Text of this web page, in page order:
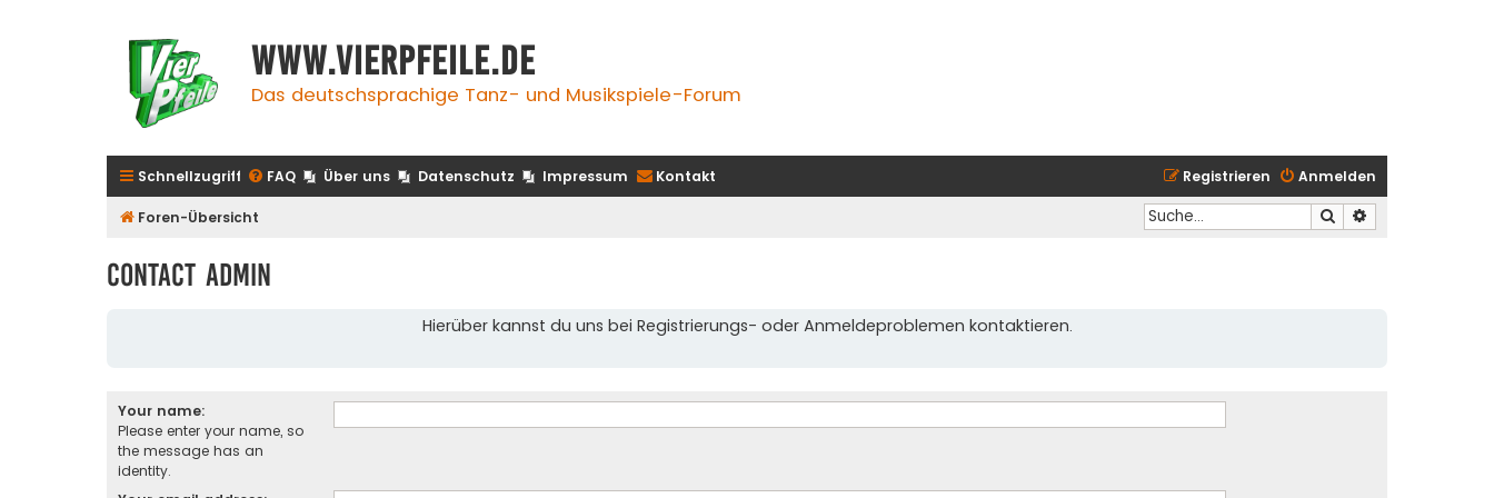
www.vierpfeile.de
Das deutschsprachige Tanz- und Musikspiele-Forum
Schnellzugriff FAQ Über uns Datenschutz Impressum Kontakt Anmelden
Registrieren
Foren-Übersicht Suche
Contact Admin
Hierüber kannst du uns bei Registrierungs- oder Anmeldeproblemen kontaktieren.
Your name:
Please enter your name, so
the message has an
identity.